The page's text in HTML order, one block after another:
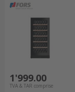
1'999.00
TVA & TAR comprise